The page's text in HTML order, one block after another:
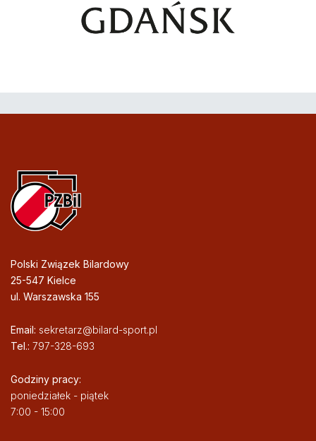
Polski Związek Bilardowy
25-547 Kielce
ul. Warszawska 155
Email: sekretarz@bilard-sport.pl
Tel.: 797-328-693
Godziny pracy:
poniedziałek - piątek
7:00 - 15:00